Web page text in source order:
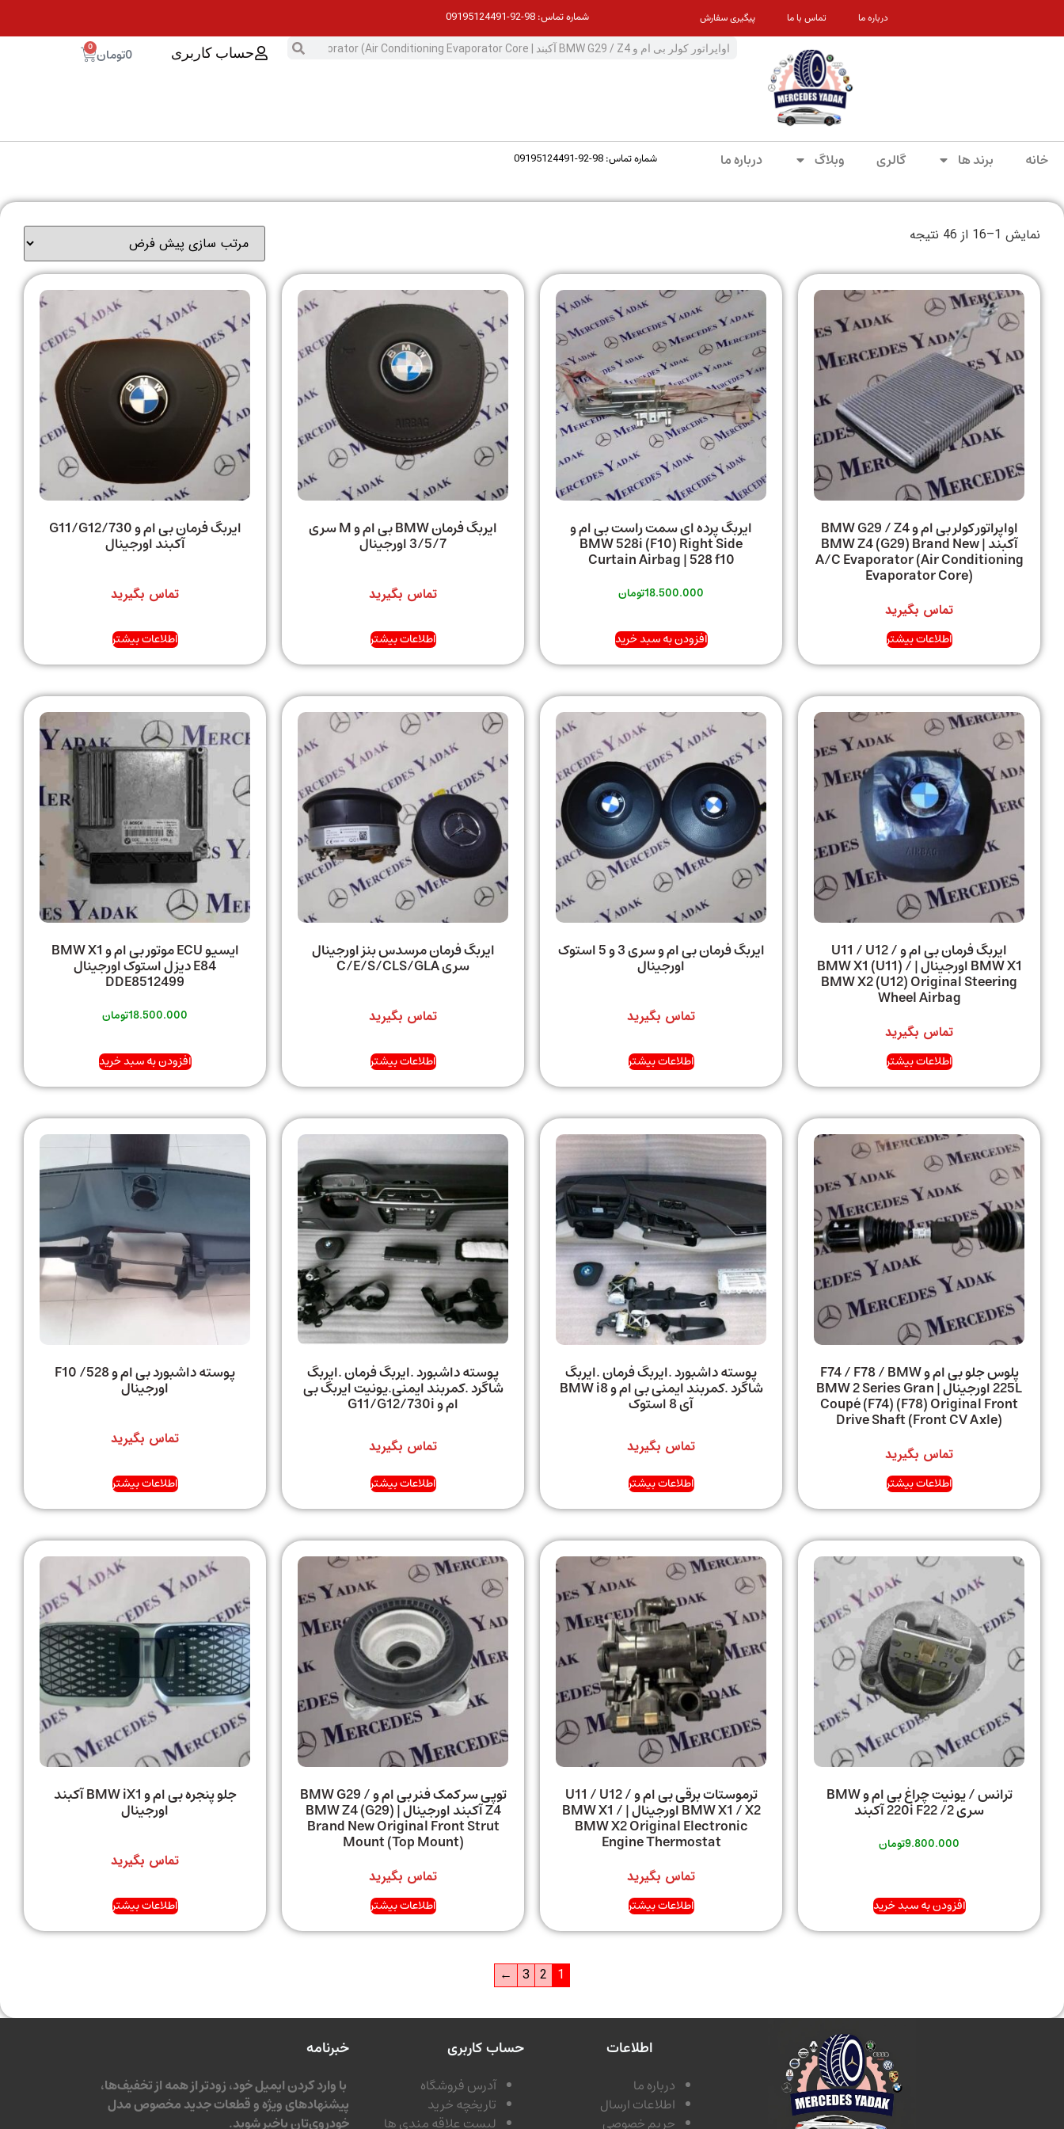
درباره ما تماس با ما پیگیری سفارش شماره تماس: 98-92-09195124491
حساب کاربری 0تومان 0
خانه برند ها گالری وبلاگ درباره ما شماره تماس: 98-92-09195124491
نمایش 1–16 از 46 نتیجه
اواپراتور کولر بی ام و BMW G29 / Z4
آکبند | BMW Z4 (G29) Brand New
A/C Evaporator (Air Conditioning
Evaporator Core)
تماس بگیرید
اطلاعات بیشتر
ایربگ پرده ای سمت راست بی ام و
BMW 528i (F10) Right Side
Curtain Airbag | 528 f10
18.500.000تومان
افزودن به سبد خرید
ایربگ فرمان BMW بی ام و M سری
3/5/7 اورجینال
تماس بگیرید
اطلاعات بیشتر
ایربگ فرمان بی ام و 730/G11/G12
آکبند اورجینال
تماس بگیرید
اطلاعات بیشتر
ایربگ فرمان بی ام و U11 / U12 /
BMW X1 اورجینال | BMW X1 (U11) /
BMW X2 (U12) Original Steering
Wheel Airbag
تماس بگیرید
اطلاعات بیشتر
ایربگ فرمان بی ام و سری 3 و 5 استوک
اورجینال
تماس بگیرید
اطلاعات بیشتر
ایربگ فرمان مرسدس بنز اورجینال
سری C/E/S/CLS/GLA
تماس بگیرید
اطلاعات بیشتر
ایسیو ECU موتور بی ام و BMW X1
E84 دیزل استوک اورجینال
DDE8512499
18.500.000تومان
افزودن به سبد خرید
پلوس جلو بی ام و F74 / F78 / BMW
225L اورجینال | BMW 2 Series Gran
Coupé (F74) (F78) Original Front
Drive Shaft (Front CV Axle)
تماس بگیرید
اطلاعات بیشتر
پوسته داشبورد .ایربگ فرمان .ایربگ
شاگرد .کمربند ایمنی بی ام و BMW i8
آی 8 استوک
تماس بگیرید
اطلاعات بیشتر
پوسته داشبورد .ایربگ فرمان .ایربگ
شاگرد .کمربند ایمنی.یونیت ایربگ بی
ام و G11/G12/730i
تماس بگیرید
اطلاعات بیشتر
پوسته داشبورد بی ام و 528/ F10
اورجینال
تماس بگیرید
اطلاعات بیشتر
ترانس / یونیت چراغ بی ام و BMW
سری 2/ 220i F22 آکبند
9.800.000تومان
افزودن به سبد خرید
ترموستات برقی بی ام و U11 / U12 /
BMW X1 / X2 اورجینال | BMW X1 /
BMW X2 Original Electronic
Engine Thermostat
تماس بگیرید
اطلاعات بیشتر
توپی سر کمک فنر بی ام و BMW G29 /
Z4 آکبند اورجینال | BMW Z4 (G29)
Brand New Original Front Strut
Mount (Top Mount)
تماس بگیرید
اطلاعات بیشتر
جلو پنجره بی ام و BMW iX1 آکبند
اورجینال
تماس بگیرید
اطلاعات بیشتر
1
2
3
←
اطلاعات
درباره ما
اطلاعات ارسال
حریم خصوصی
حساب کاربری
آدرس فروشگاه
تاریخچه خرید
لیست علاقه مندی ها
خبرنامه
با وارد کردن ایمیل خود، زودتر از همه از تخفیف‌ها،
پیشنهادهای ویژه و قطعات جدید مخصوص مدل
خودروی‌تان باخبر شوید.